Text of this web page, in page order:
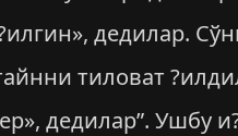
дедилар.
тиловат
дедилар”. Ушбу